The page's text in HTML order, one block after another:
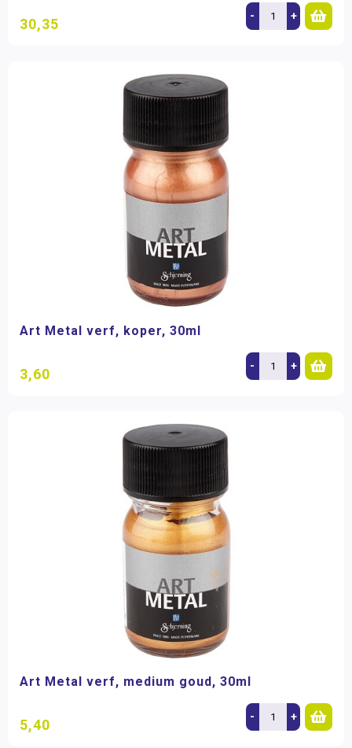
30,35 - +
Art Metal verf, koper, 30ml
3,60 - +
Art Metal verf, medium goud, 30ml
5,40 - +